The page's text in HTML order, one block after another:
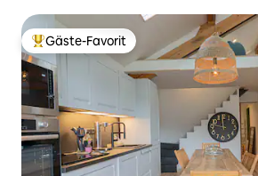
Beliebter Gäste-Favorit.
Gäste-Favorit